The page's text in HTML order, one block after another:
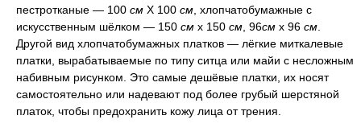
пестротканые — 100 см X 100 см , хлопчатобумажные с
искусственным шёлком — 150 см х 150 см , 96см х 96 см
Другой вид хлопчатобумажных платков — лёгкие миткалевые
платки, вырабатываемые по типу ситца или майи с несложным
набивным рисунком. Это самые дешёвые платки, их носят
самостоятельно или надевают под более грубый шерстяной
платок, чтобы предохранить кожу лица от трения.